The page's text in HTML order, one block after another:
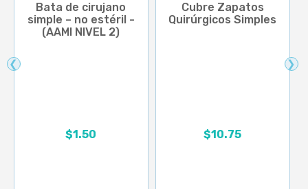
❮ ❯
Bata de cirujano
simple – no estéril -
(AAMI NIVEL 2)
$1.50
Cubre Zapatos
Quirúrgicos Simples
$10.75